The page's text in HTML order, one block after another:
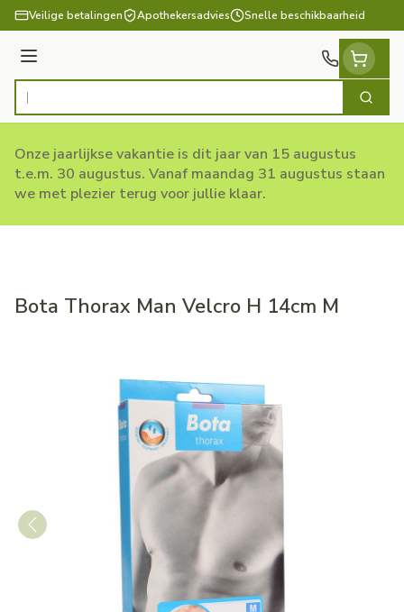
Ga naar de inhoud
Veilige betalingen Apothekersadvies Snelle beschikbaarheid
Menu
Product, merk, categorie... Zoek
Onze jaarlijkse vakantie is dit jaar van 15 augustus
t.e.m. 30 augustus. Vanaf maandag 31 augustus staan
we met plezier terug voor jullie klaar.
Bota Thorax Man Velcro H 14cm M